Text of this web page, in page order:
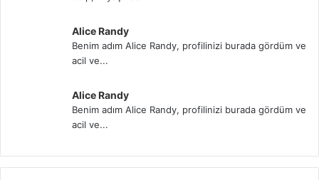
Alice Randy
Benim adım Alice Randy, profilinizi burada gördüm ve
acil ve...
Alice Randy
Benim adım Alice Randy, profilinizi burada gördüm ve
acil ve...